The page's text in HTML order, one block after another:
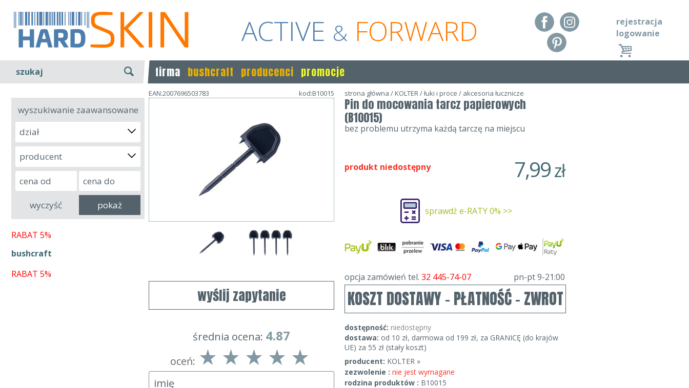
ACTIVE & FORWARD
rejestracja
logowanie
szukaj firma bushcraft producenci promocje
wyszukiwanie zaawansowane
dział
producent
RABAT 5%
bushcraft
RABAT 5%
EAN:2007696503783 kod:B10015
wyślij zapytanie
średnia ocena: 4.87
oceń:
strona główna /KOLTER/łuki i proce / akcesoria łucznicze
Pin do mocowania tarcz papierowych
(B10015)
bez problemu utrzyma każdą tarczę na miejscu
7,99zł
produkt niedostępny
sprawdź e-RATY 0% >>
opcja zamówień tel. 32 445-74-07 pn-pt 9-21:00
KOSZT DOSTAWY - PŁATNOŚĆ - ZWROT
dostępność: niedostępny
dostawa: od 10 zł, darmowa od 199 zł, za GRANICĘ (do krajów
UE) za 55 zł (stały koszt)
producent: KOLTER »
zezwolenie : nie jest wymagane
rodzina produktów : B10015